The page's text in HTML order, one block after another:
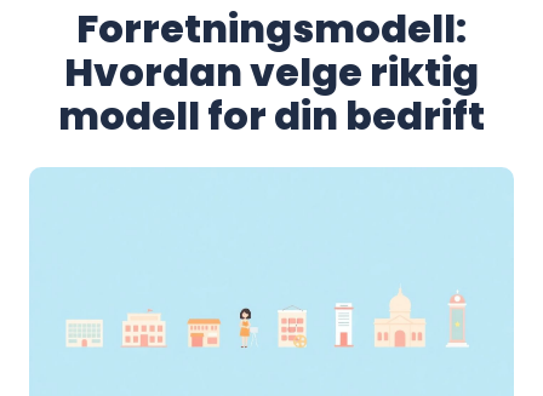
Forretningsmodell:
Hvordan velge riktig
modell for din bedrift